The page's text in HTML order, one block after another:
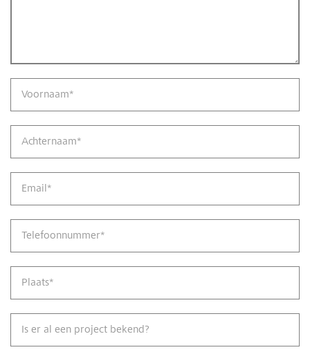
Voornaam*
Achternaam*
Email*
Telefoonnummer*
Plaats*
Is er al een project bekend?